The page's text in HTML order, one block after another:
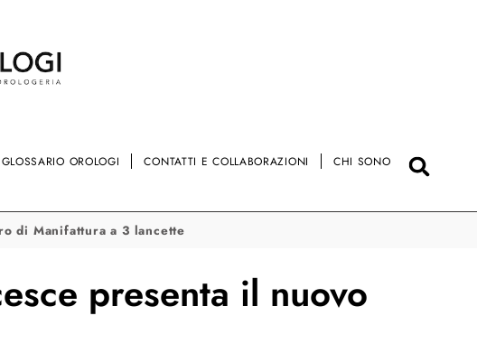
GLOSSARIO OROLOGI CONTATTI E COLLABORAZIONI CHI SONO
di Manifattura a 3 lancette
presenta il nuovo